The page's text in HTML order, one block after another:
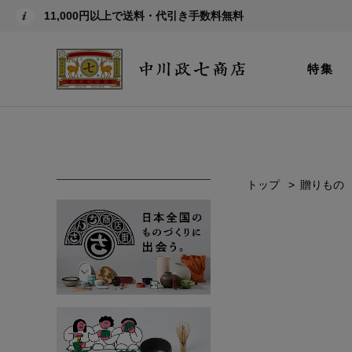
11,000円以上で送料・代引き手数料無料
特集
トップ 贈りもの